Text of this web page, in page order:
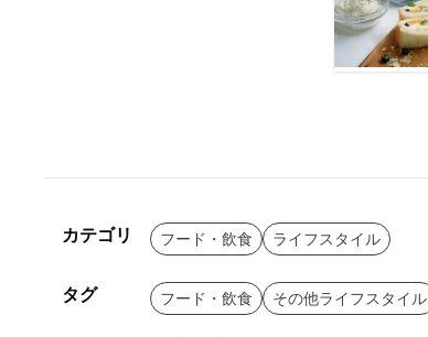
カテゴリ フード・飲食 ライフスタイル
タグ フード・飲食 その他ライフスタイル